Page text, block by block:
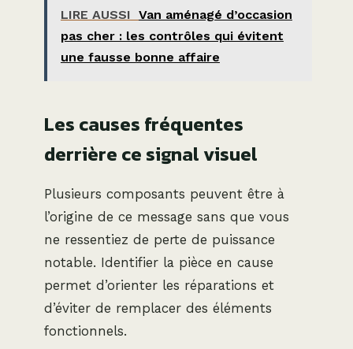
LIRE AUSSI Van aménagé d’occasion
pas cher : les contrôles qui évitent
une fausse bonne affaire
Les causes fréquentes
derrière ce signal visuel
Plusieurs composants peuvent être à
l’origine de ce message sans que vous
ne ressentiez de perte de puissance
notable. Identifier la pièce en cause
permet d’orienter les réparations et
d’éviter de remplacer des éléments
fonctionnels.